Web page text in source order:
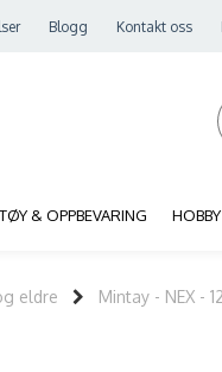
Blogg Kontakt oss
& OPPBEVARING HOBBY
eldre
Mintay - NEX -